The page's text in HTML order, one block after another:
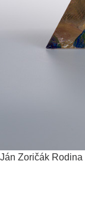
Ján Zoričák Rodina